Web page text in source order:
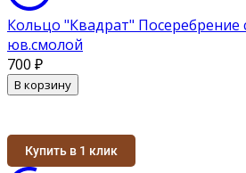
Кольцо "Квадрат" Посеребрение
юв.смолой
700 ₽
В корзину
Купить в 1 клик